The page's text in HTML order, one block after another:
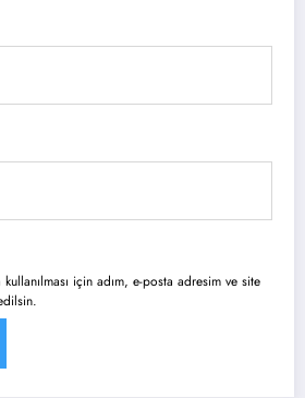
için adım, e-posta adresim ve site